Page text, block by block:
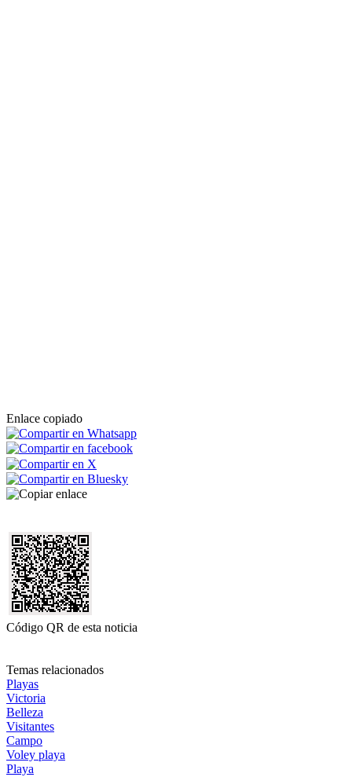
Enlace copiado
Código QR de esta noticia
Temas relacionados
Playas
Victoria
Belleza
Visitantes
Campo
Voley playa
Playa